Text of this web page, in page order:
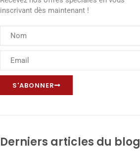
inscrivant dès maintenant !
S'ABONNER
Derniers articles du blog